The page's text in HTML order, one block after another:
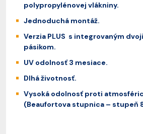
polypropylénovej vlákniny.
Jednoduchá montáž.
Verzia PLUS s integrovaným
pásikom.
UV odolnosť 3 mesiace.
Dlhá životnosť.
Vysoká odolnosť proti
(Beaufortova stupnica – stupeň